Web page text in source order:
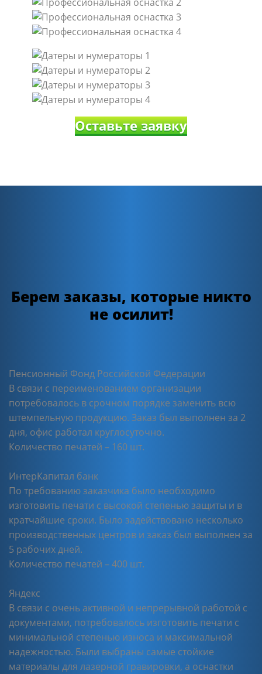
Оставьте заявку
Берем заказы, которые никто
не осилит!
Пенсионный Фонд Российской Федерации
В связи с переименованием организации
потребовалось в срочном порядке заменить всю
штемпельную продукцию. Заказ был выполнен за 2
дня, офис работал круглосуточно.
Количество печатей – 160 шт.
ИнтерКапитал банк
По требованию заказчика было необходимо
изготовить печати с высокой степенью защиты и в
кратчайшие сроки. Было задействовано несколько
производственных центров и заказ был выполнен за
5 рабочих дней.
Количество печатей – 400 шт.
Яндекс
В связи с очень активной и непрерывной работой с
документами, потребовалось изготовить печати с
минимальной степенью износа и максимальной
надежностью. Были выбраны самые стойкие
материалы для лазерной гравировки, а оснастки